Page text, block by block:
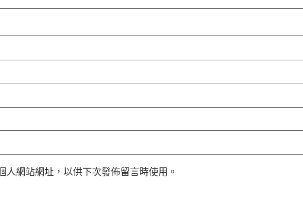
網站網址，以供下次發佈留言時使用。